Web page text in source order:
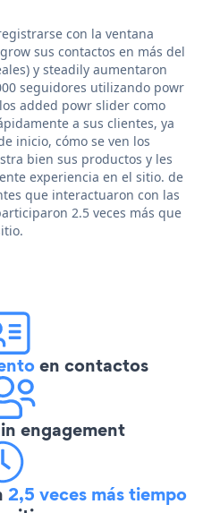
con la ventana
sus contactos en más del
y steadily aumentaron
seguidores utilizando powr
added powr slider como
a sus clientes, ya
inicio, cómo se ven los
bien sus productos y les
experiencia en el sitio. de
que interactuaron con las
2.5 veces más que
en contactos
in engagement
2,5 veces más tiempo